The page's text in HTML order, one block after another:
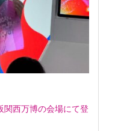
関西万博の会場にて登